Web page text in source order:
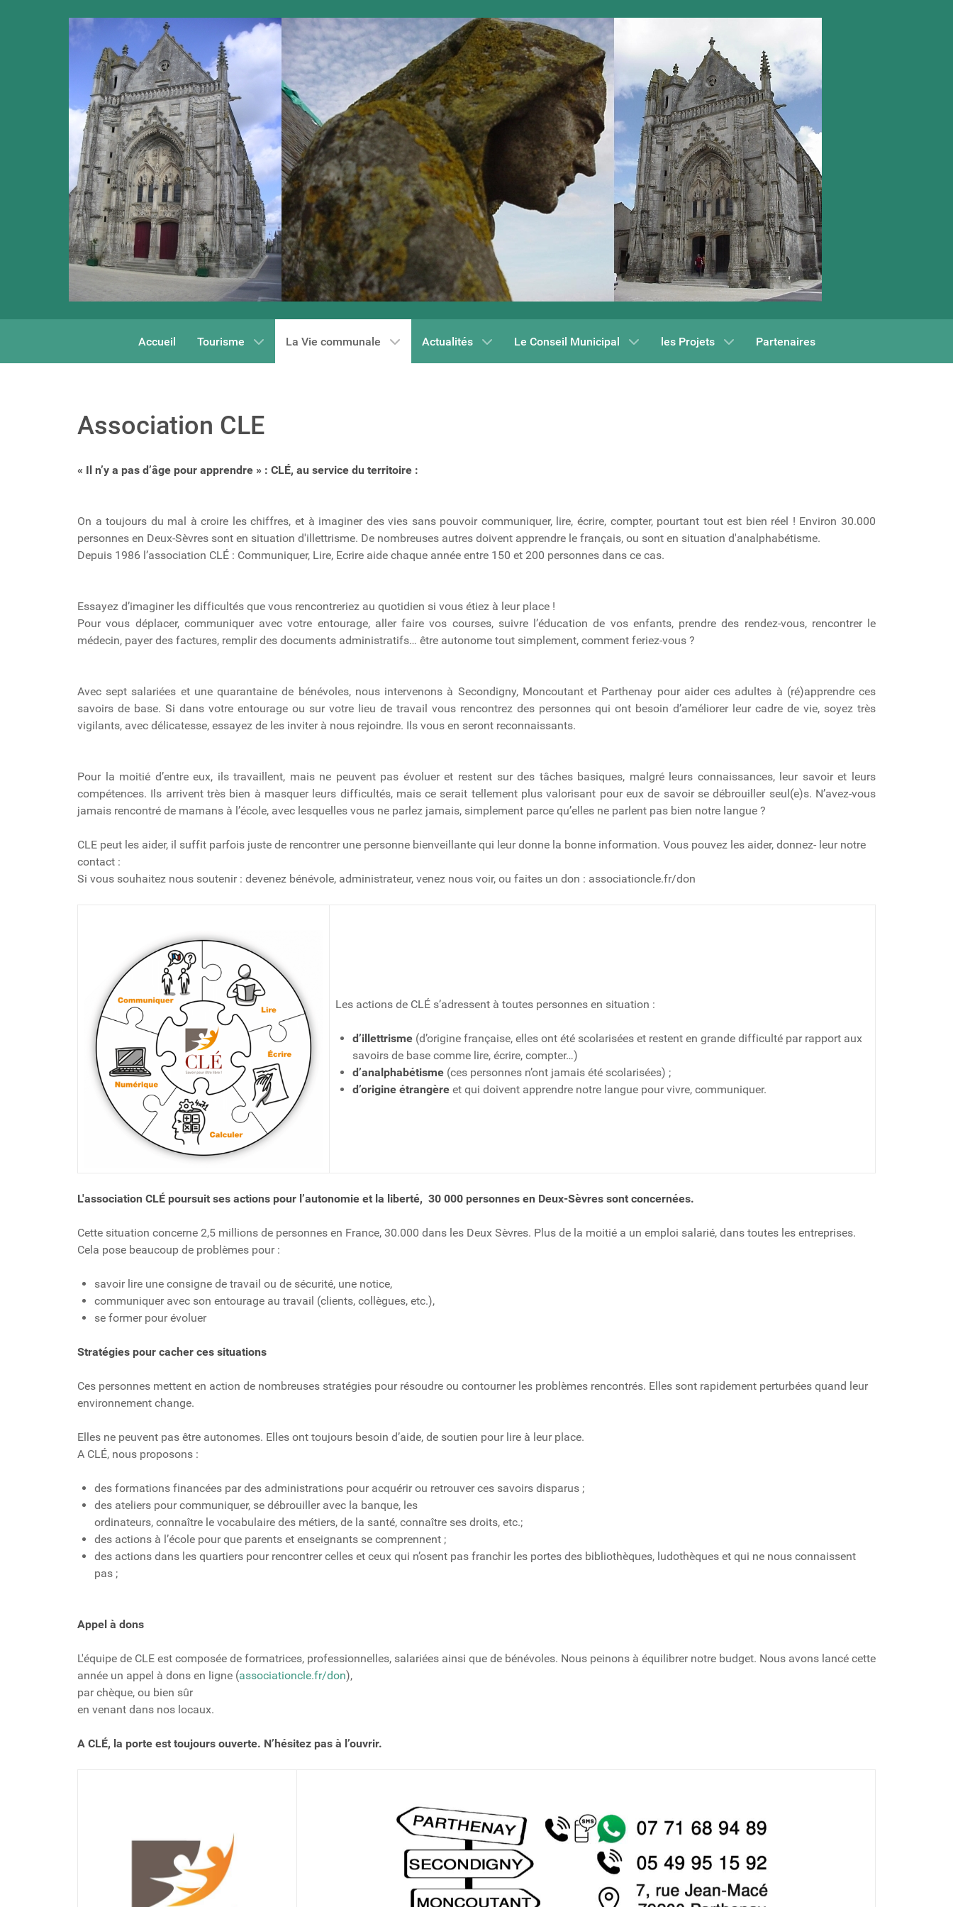
Accueil Tourisme La Vie communale Actualités Le Conseil Municipal les Projets Partenaires
Association CLE
« Il n’y a pas d’âge pour apprendre » : CLÉ, au service du territoire :
On a toujours du mal à croire les chiffres, et à imaginer des vies sans pouvoir communiquer, lire, écrire, compter, pourtant tout est bien réel ! Environ 30.000
personnes en Deux-Sèvres sont en situation d'illettrisme. De nombreuses autres doivent apprendre le français, ou sont en situation d'analphabétisme.
Depuis 1986 l’association CLÉ : Communiquer, Lire, Ecrire aide chaque année entre 150 et 200 personnes dans ce cas.
Essayez d’imaginer les difficultés que vous rencontreriez au quotidien si vous étiez à leur place !
Pour vous déplacer, communiquer avec votre entourage, aller faire vos courses, suivre l’éducation de vos enfants, prendre des rendez-vous, rencontrer le
médecin, payer des factures, remplir des documents administratifs… être autonome tout simplement, comment feriez-vous ?
Avec sept salariées et une quarantaine de bénévoles, nous intervenons à Secondigny, Moncoutant et Parthenay pour aider ces adultes à (ré)apprendre ces
savoirs de base. Si dans votre entourage ou sur votre lieu de travail vous rencontrez des personnes qui ont besoin d’améliorer leur cadre de vie, soyez très
vigilants, avec délicatesse, essayez de les inviter à nous rejoindre. Ils vous en seront reconnaissants.
Pour la moitié d’entre eux, ils travaillent, mais ne peuvent pas évoluer et restent sur des tâches basiques, malgré leurs connaissances, leur savoir et leurs
compétences. Ils arrivent très bien à masquer leurs difficultés, mais ce serait tellement plus valorisant pour eux de savoir se débrouiller seul(e)s. N’avez-vous
jamais rencontré de mamans à l’école, avec lesquelles vous ne parlez jamais, simplement parce qu’elles ne parlent pas bien notre langue ?
CLE peut les aider, il suffit parfois juste de rencontrer une personne bienveillante qui leur donne la bonne information. Vous pouvez les aider, donnez- leur notre
contact :
Si vous souhaitez nous soutenir : devenez bénévole, administrateur, venez nous voir, ou faites un don : associationcle.fr/don
Les actions de CLÉ s’adressent à toutes personnes en situation :
d’illettrisme (d’origine française, elles ont été scolarisées et restent en grande difficulté par rapport aux
savoirs de base comme lire, écrire, compter…)
d’analphabétisme (ces personnes n’ont jamais été scolarisées) ;
d’origine étrangère et qui doivent apprendre notre langue pour vivre, communiquer.
L'association CLÉ poursuit ses actions pour l’autonomie et la liberté, 30 000 personnes en Deux-Sèvres sont concernées.
Cette situation concerne 2,5 millions de personnes en France, 30.000 dans les Deux Sèvres. Plus de la moitié a un emploi salarié, dans toutes les entreprises.
Cela pose beaucoup de problèmes pour :
savoir lire une consigne de travail ou de sécurité, une notice,
communiquer avec son entourage au travail (clients, collègues, etc.),
se former pour évoluer
Stratégies pour cacher ces situations
Ces personnes mettent en action de nombreuses stratégies pour résoudre ou contourner les problèmes rencontrés. Elles sont rapidement perturbées quand leur
environnement change.
Elles ne peuvent pas être autonomes. Elles ont toujours besoin d’aide, de soutien pour lire à leur place.
A CLÉ, nous proposons :
des formations financées par des administrations pour acquérir ou retrouver ces savoirs disparus ;
des ateliers pour communiquer, se débrouiller avec la banque, les
ordinateurs, connaître le vocabulaire des métiers, de la santé, connaître ses droits, etc.;
des actions à l’école pour que parents et enseignants se comprennent ;
des actions dans les quartiers pour rencontrer celles et ceux qui n’osent pas franchir les portes des bibliothèques, ludothèques et qui ne nous connaissent
pas ;
Appel à dons
L'équipe de CLE est composée de formatrices, professionnelles, salariées ainsi que de bénévoles. Nous peinons à équilibrer notre budget. Nous avons lancé cette
année un appel à dons en ligne (associationcle.fr/don),
par chèque, ou bien sûr
en venant dans nos locaux.
A CLÉ, la porte est toujours ouverte. N’hésitez pas à l’ouvrir.